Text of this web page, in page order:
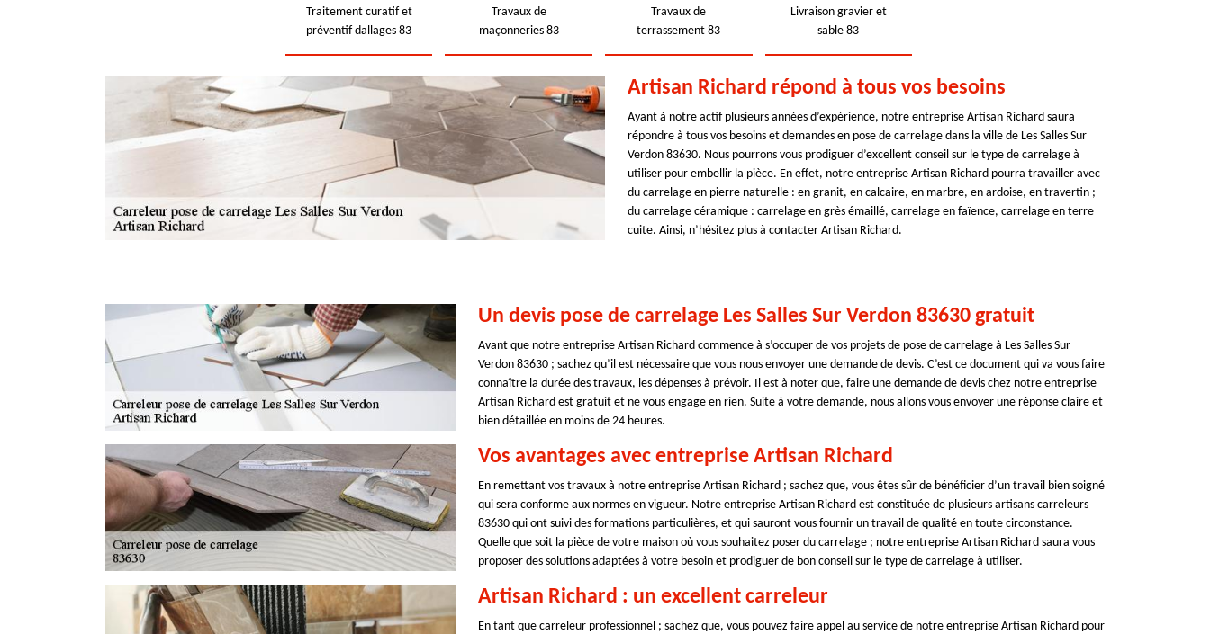
Traitement curatif et
préventif dallages 83
Travaux de
maçonneries 83
Travaux de
terrassement 83
Livraison gravier et
sable 83
Artisan Richard répond à tous vos besoins
Ayant à notre actif plusieurs années d’expérience, notre entreprise Artisan Richard saura
répondre à tous vos besoins et demandes en pose de carrelage dans la ville de Les Salles Sur
Verdon 83630. Nous pourrons vous prodiguer d’excellent conseil sur le type de carrelage à
utiliser pour embellir la pièce. En effet, notre entreprise Artisan Richard pourra travailler avec
du carrelage en pierre naturelle : en granit, en calcaire, en marbre, en ardoise, en travertin ;
du carrelage céramique : carrelage en grès émaillé, carrelage en faïence, carrelage en terre
cuite. Ainsi, n’hésitez plus à contacter Artisan Richard.
Un devis pose de carrelage Les Salles Sur Verdon 83630 gratuit
Avant que notre entreprise Artisan Richard commence à s’occuper de vos projets de pose de carrelage à Les Salles Sur
Verdon 83630 ; sachez qu’il est nécessaire que vous nous envoyer une demande de devis. C’est ce document qui va vous faire
connaître la durée des travaux, les dépenses à prévoir. Il est à noter que, faire une demande de devis chez notre entreprise
Artisan Richard est gratuit et ne vous engage en rien. Suite à votre demande, nous allons vous envoyer une réponse claire et
bien détaillée en moins de 24 heures.
Vos avantages avec entreprise Artisan Richard
En remettant vos travaux à notre entreprise Artisan Richard ; sachez que, vous êtes sûr de bénéficier d’un travail bien soigné
qui sera conforme aux normes en vigueur. Notre entreprise Artisan Richard est constituée de plusieurs artisans carreleurs
83630 qui ont suivi des formations particulières, et qui sauront vous fournir un travail de qualité en toute circonstance.
Quelle que soit la pièce de votre maison où vous souhaitez poser du carrelage ; notre entreprise Artisan Richard saura vous
proposer des solutions adaptées à votre besoin et prodiguer de bon conseil sur le type de carrelage à utiliser.
Artisan Richard : un excellent carreleur
En tant que carreleur professionnel ; sachez que, vous pouvez faire appel au service de notre entreprise Artisan Richard pour